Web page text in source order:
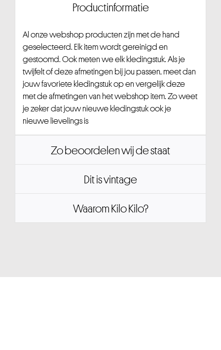
Productinformatie
Al onze webshop producten zijn met de hand
geselecteerd. Elk item wordt gereinigd en
gestoomd. Ook meten we elk kledingstuk. Als je
twijfelt of deze afmetingen bij jou passen, meet dan
jouw favoriete kledingstuk op en vergelijk deze
met de afmetingen van het webshop item. Zo weet
je zeker dat jouw nieuwe kledingstuk ook je
nieuwe lievelings is
Zo beoordelen wij de staat
Dit is vintage
Waarom Kilo Kilo?